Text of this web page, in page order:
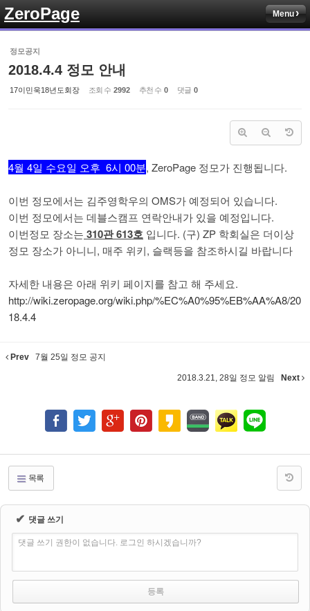
ZeroPage Menu
정모공지
2018.4.4 정모 안내
17이민욱18년도회장 조회 수 2992 추천 수 0 댓글 0
4월 4일 수요일 오후 6시 00분, ZeroPage 정모가 진행됩니다.
이번 정모에서는 김주영학우의 OMS가 예정되어 있습니다.
이번 정모에서는 데블스캠프 연락안내가 있을 예정입니다.
이번정모 장소는 310관 613호 입니다. (구) ZP 학회실은 더이상
정모 장소가 아니니, 매주 위키, 슬랙등을 참조하시길 바랍니다
자세한 내용은 아래 위키 페이지를 참고 해 주세요.
http://wiki.zeropage.org/wiki.php/%EC%A0%95%EB%AA%A8/20
18.4.4
Prev 7월 25일 정모 공지
2018.3.21, 28일 정모 알림 Next
목록
✔ 댓글 쓰기
댓글 쓰기 권한이 없습니다. 로그인 하시겠습니까?
Sketchbook5, 스케치북5
Sketchbook5, 스케치북5